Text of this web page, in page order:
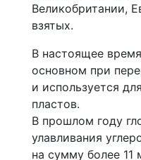
Великобритании,
взятых.
В настоящее
основном при
и используется
пластов.
В прошлом году
улавливания
на сумму более 11